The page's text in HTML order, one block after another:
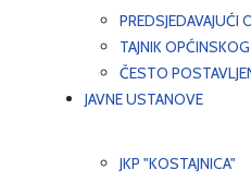
PREDSJEDAVAJUĆI
TAJNIK OPĆINSKOG
ČESTO
JAVNE USTANOVE
JKP "KOSTAJNICA"